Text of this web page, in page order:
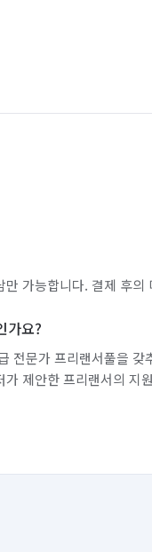
가능합니다. 결제 후의
가요?
전문가 프리랜서풀을
제안한 프리랜서의 지